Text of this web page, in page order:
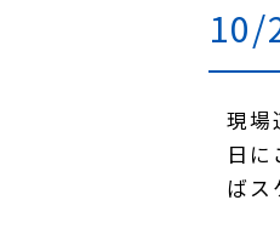
10/
現場
日
ばス